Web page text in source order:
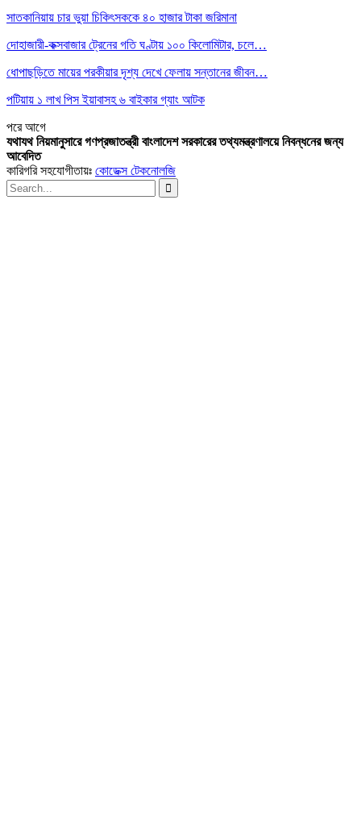
সাতকানিয়ায় চার ভুয়া চিকিৎসককে ৪০ হাজার টাকা জরিমানা
দোহাজারী-কক্সবাজার ট্রেনের গতি ঘণ্টায় ১০০ কিলোমিটার, চলে…
ধোপাছড়িতে মায়ের পরকীয়ার দৃশ্য দেখে ফেলায় সন্তানের জীবন…
পটিয়ায় ১ লাখ পিস ইয়াবাসহ ৬ বাইকার গ্যাং আটক
পরেআগে
যথাযথ নিয়মানুসারে গণপ্রজাতন্ত্রী বাংলাদেশ সরকারের তথ্যমন্ত্রণালয়ে নিবন্ধনের জন্য
আবেদিত
কারিগরি সহযোগীতায়ঃ কোডেক্স টেকনোলজি